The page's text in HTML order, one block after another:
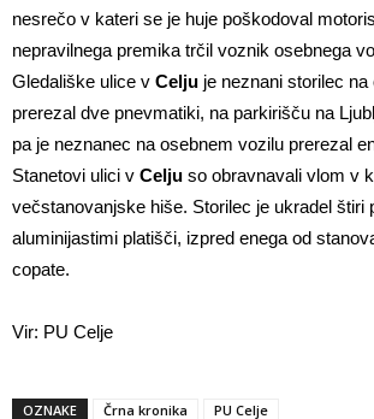
nesrečo v kateri se je huje poškodoval
nepravilnega premika trčil voznik osebnega
Gledališke ulice v Celju je neznani storilec
prerezal dve pnevmatiki, na parkirišču na
pa je neznanec na osebnem vozilu prerezal
Stanetovi ulici v Celju so obravnavali vlom v
večstanovanjske hiše. Storilec je ukradel štiri
aluminijastimi platišči, izpred enega od
copate.
Vir: PU Celje
OZNAKE Črna kronika PU Celje